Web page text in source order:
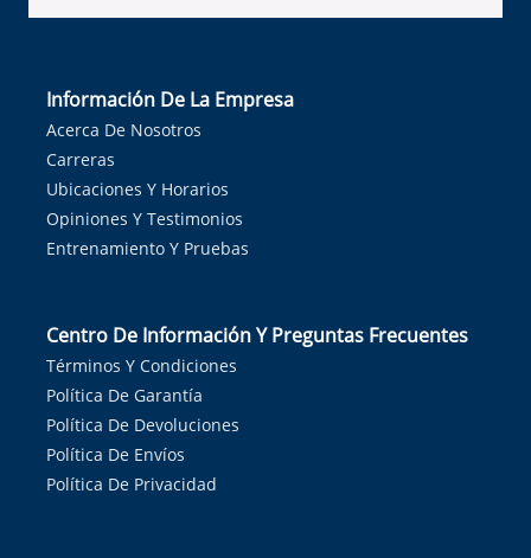
Información De La Empresa
Acerca De Nosotros
Carreras
Ubicaciones Y Horarios
Opiniones Y Testimonios
Entrenamiento Y Pruebas
Centro De Información Y Preguntas Frecuentes
Términos Y Condiciones
Política De Garantía
Política De Devoluciones
Política De Envíos
Política De Privacidad